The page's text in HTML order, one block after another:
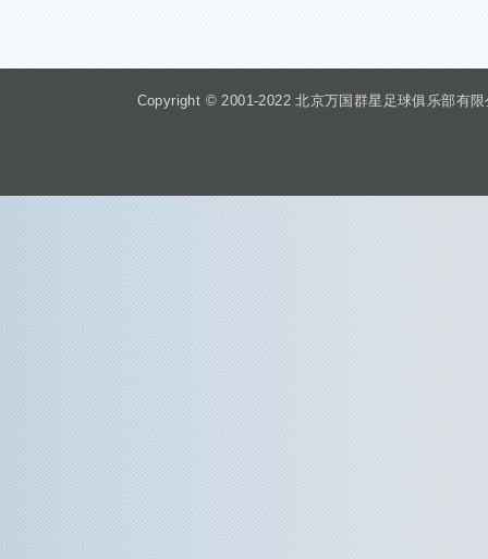
Copyright © 2001-2022 北京万国群星足球俱乐部有